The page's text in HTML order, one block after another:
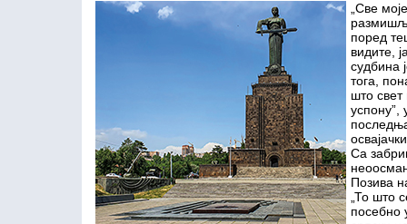
„Све
поред
видите,
судбина
тога,
што свет
успону”,
Са
Позива
„То што
посебно